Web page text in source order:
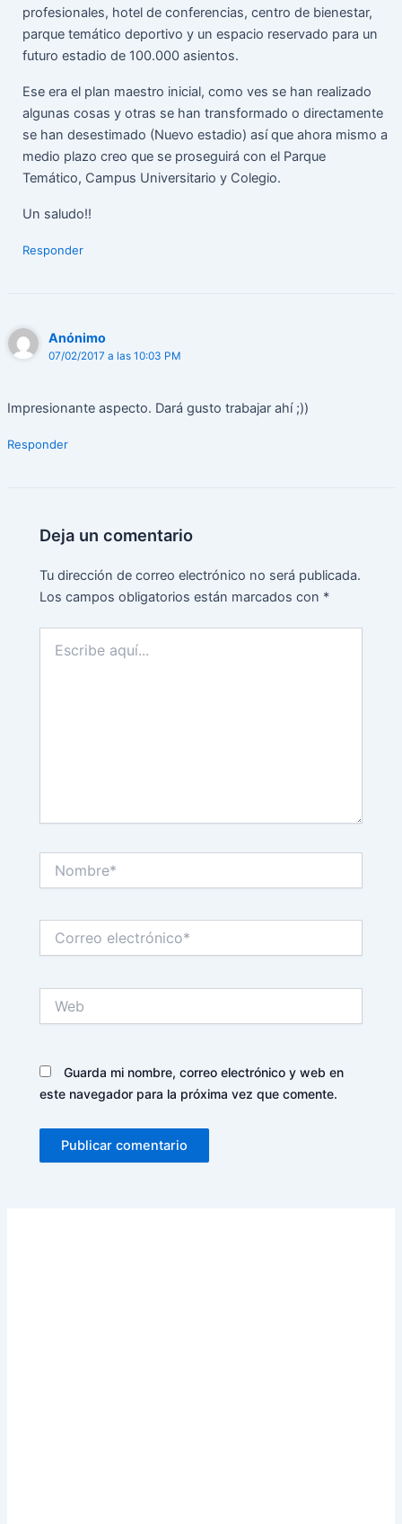
profesionales, hotel de conferencias, centro de bienestar,
parque temático deportivo y un espacio reservado para un
futuro estadio de 100.000 asientos.
Ese era el plan maestro inicial, como ves se han realizado
algunas cosas y otras se han transformado o directamente
se han desestimado (Nuevo estadio) así que ahora mismo a
medio plazo creo que se proseguirá con el Parque
Temático, Campus Universitario y Colegio.
Un saludo!!
Responder
Anónimo
07/02/2017 a las 10:03 PM
Impresionante aspecto. Dará gusto trabajar ahí ;))
Responder
Deja un comentario
Tu dirección de correo electrónico no será publicada.
Los campos obligatorios están marcados con *
aquí...
electrónico*
Guarda mi nombre, correo electrónico y web en
este navegador para la próxima vez que comente.